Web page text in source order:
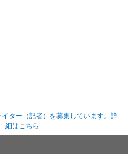
ター（記者）を募集しています。詳
細はこちら